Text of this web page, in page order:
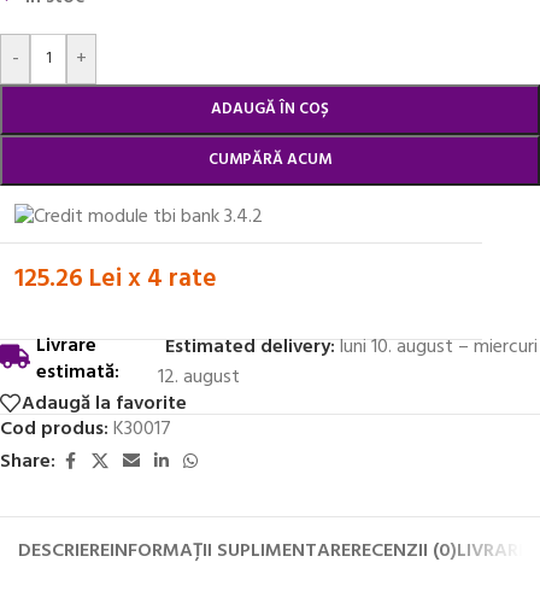
-
+
ADAUGĂ ÎN COȘ
CUMPĂRĂ ACUM
125.26 Lei x 4 rate
Alternative:
Livrare
estimată:
Estimated delivery:luni 10. august – miercuri
12. august
Adaugă la favorite
Cod produs:K30017
Share:
DESCRIEREINFORMAȚII SUPLIMENTARERECENZII (0)LIVRARE